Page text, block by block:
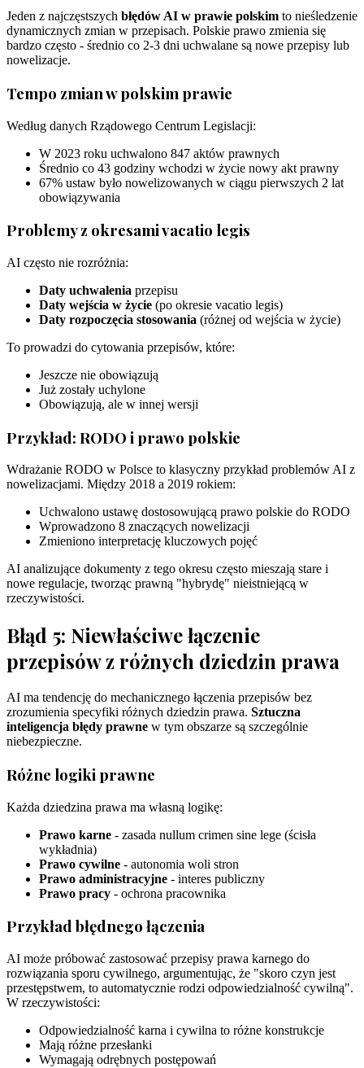
Jeden z najczęstszych błędów AI w prawie polskim to nieśledzenie
dynamicznych zmian w przepisach. Polskie prawo zmienia się
bardzo często - średnio co 2-3 dni uchwalane są nowe przepisy lub
nowelizacje.
Tempo zmian w polskim prawie
Według danych Rządowego Centrum Legislacji:
W 2023 roku uchwalono 847 aktów prawnych
Średnio co 43 godziny wchodzi w życie nowy akt prawny
67% ustaw było nowelizowanych w ciągu pierwszych 2 lat
obowiązywania
Problemy z okresami vacatio legis
AI często nie rozróżnia:
Daty uchwalenia przepisu
Daty wejścia w życie (po okresie vacatio legis)
Daty rozpoczęcia stosowania (różnej od wejścia w życie)
To prowadzi do cytowania przepisów, które:
Jeszcze nie obowiązują
Już zostały uchylone
Obowiązują, ale w innej wersji
Przykład: RODO i prawo polskie
Wdrażanie RODO w Polsce to klasyczny przykład problemów AI z
nowelizacjami. Między 2018 a 2019 rokiem:
Uchwalono ustawę dostosowującą prawo polskie do RODO
Wprowadzono 8 znaczących nowelizacji
Zmieniono interpretację kluczowych pojęć
AI analizujące dokumenty z tego okresu często mieszają stare i
nowe regulacje, tworząc prawną "hybrydę" nieistniejącą w
rzeczywistości.
Błąd 5: Niewłaściwe łączenie
przepisów z różnych dziedzin prawa
AI ma tendencję do mechanicznego łączenia przepisów bez
zrozumienia specyfiki różnych dziedzin prawa. Sztuczna
inteligencja błędy prawne w tym obszarze są szczególnie
niebezpieczne.
Różne logiki prawne
Każda dziedzina prawa ma własną logikę:
Prawo karne - zasada nullum crimen sine lege (ścisła
wykładnia)
Prawo cywilne - autonomia woli stron
Prawo administracyjne - interes publiczny
Prawo pracy - ochrona pracownika
Przykład błędnego łączenia
AI może próbować zastosować przepisy prawa karnego do
rozwiązania sporu cywilnego, argumentując, że "skoro czyn jest
przestępstwem, to automatycznie rodzi odpowiedzialność cywilną".
W rzeczywistości:
Odpowiedzialność karna i cywilna to różne konstrukcje
Mają różne przesłanki
Wymagają odrębnych postępowań